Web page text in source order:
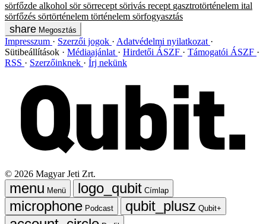
sörfőzde alkohol sör sörrecept sörivás recept gasztrotörténelem ital
sörfőzés sörtörténelem történelem sörfogyasztás
Megosztás
Impresszum Szerzői jogok
Adatvédelmi nyilatkozat
Sütibeállítások
Médiaajánlat Hirdetői ÁSZF
Támogatói ÁSZF
RSS
Szerzőinknek Írj nekünk
© 2026 Magyar Jeti Zrt.
Menü
Címlap
Podcast
Qubit+